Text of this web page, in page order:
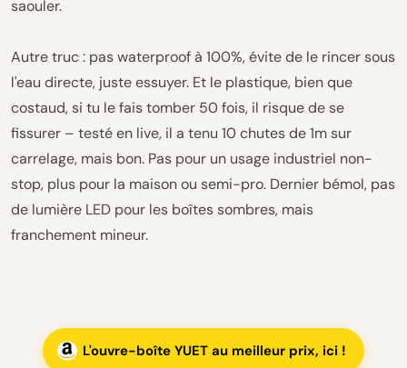
saouler.
Autre truc : pas waterproof à 100%, évite de le rincer sous
l'eau directe, juste essuyer. Et le plastique, bien que
costaud, si tu le fais tomber 50 fois, il risque de se
fissurer – testé en live, il a tenu 10 chutes de 1m sur
carrelage, mais bon. Pas pour un usage industriel non-
stop, plus pour la maison ou semi-pro. Dernier bémol, pas
de lumière LED pour les boîtes sombres, mais
franchement mineur.
L'ouvre-boîte YUET au meilleur prix, ici !